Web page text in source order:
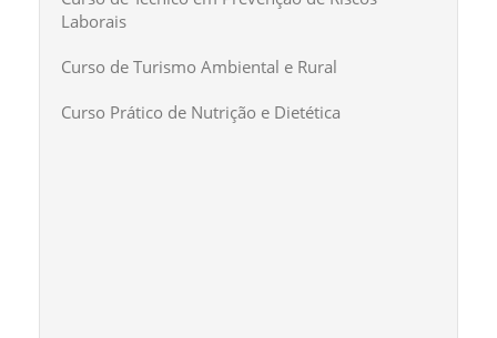
Laborais
Curso de Turismo Ambiental e Rural
Curso Prático de Nutrição e Dietética